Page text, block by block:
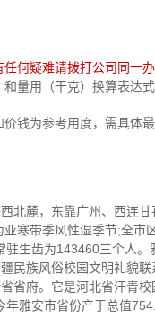
任何疑难请拨打公司同一
量用（干克）换算表达
价钱为参考用度，需具体
北麓，东靠广州、西连
寒带季风性湿季节;全
生齿为143460三个人
民族风俗校园文明礼貌
府。它是河北省汗青校
年雅安市省份产于总值